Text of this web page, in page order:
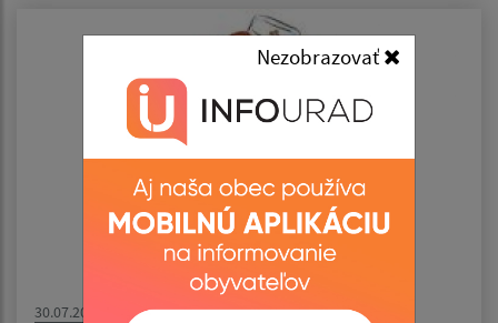
Nezobrazovať
30.07.2026